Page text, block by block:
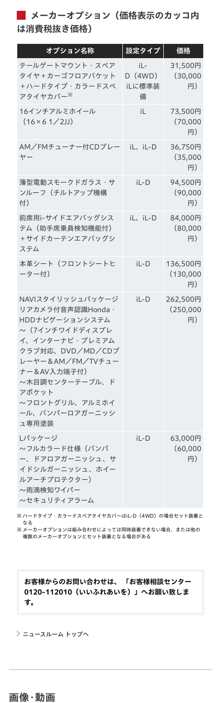
メーカーオプション（価格表示のカッコ内
は消費税抜き価格）
オプション名称 設定タイプ 価格
テールゲートマウント・スペア
タイヤ＋カーゴフロアバケット
＋ハードタイプ・カラードスペ
アタイヤカバー ※
iL-
D（4WD）
iLに標準装
備
31,500円
（30,000
円）
16インチアルミホイール
（16×6 1／2JJ）
iL
73,500円
（70,000
円）
AM／FMチューナー付CDプレー
ヤー
iL、iL-D
36,750円
（35,000
円）
薄型電動スモークドガラス・サ
ンルーフ（チルトアップ機構
付）
iL-D
94,500円
（90,000
円）
前席用i-サイドエアバッグシス
テム（助手席乗員検知機能付）
＋サイドカーテンエアバッグシ
ステム
iL、iL-D
84,000円
（80,000
円）
本革シート（フロントシートヒ
ーター付）
iL-D
136,500円
（130,000
円）
NAVIスタイリッシュパッケージ
リアカメラ付音声認識Honda・
HDDナビゲーションシステム
～（7インチワイドディスプレ
イ、インターナビ・プレミアム
クラブ対応、DVD／MD／CDプ
レーヤー＆AM／FM／TVチュー
ナー＆AV入力端子付）
～木目調センターテーブル、ド
アポケット
～フロントグリル、アルミホイ
ール、バンパーロアガーニッシ
ュ専用塗装
iL-D
262,500円
（250,000
円）
Lパッケージ
～フルカラード仕様（バンパ
ー、ドアロアガーニッシュ、サ
イドシルガーニッシュ、ホイー
ルアーチプロテクター）
～雨滴検知ワイパー
～セキュリティアラーム
iL-D
63,000円
（60,000
円）
※ ハードタイプ・カラードスペアタイヤカバーはiL-D（4WD）の場合セット装着と
なる
※ メーカーオプションは組み合わせによっては同時装着できない場合、または他の
複数のメーカーオプションとセット装着となる場合がある
お客様からのお問い合わせは、 「お客様相談センター
0120-112010（いいふれあいを）」へお願い致しま
す。
ニュースルーム トップへ
画像・動画